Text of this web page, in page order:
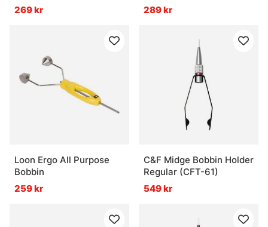
269 kr
289 kr
Loon Ergo All Purpose
Bobbin
259 kr
C&F Midge Bobbin Holder
Regular (CFT-61)
549 kr